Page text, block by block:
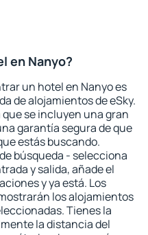
en Nanyo?
un hotel en Nanyo es
de alojamientos de eSky.
que se incluyen una gran
garantía segura de que
estás buscando.
búsqueda - selecciona
y salida, añade el
y ya está. Los
los alojamientos
Tienes la
la distancia del